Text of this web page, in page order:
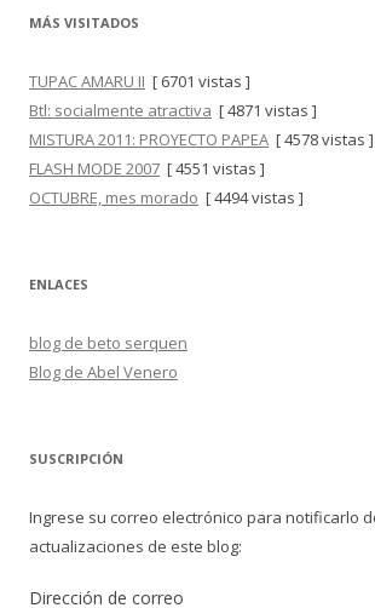
MÁS VISITADOS
TUPAC AMARU II [ 6701 vistas ]
Btl: socialmente atractiva [ 4871 vistas ]
MISTURA 2011: PROYECTO PAPEA [ 4578 vistas ]
FLASH MODE 2007 [ 4551 vistas ]
OCTUBRE, mes morado [ 4494 vistas ]
ENLACES
blog de beto serquen
Blog de Abel Venero
SUSCRIPCIÓN
Ingrese su correo electrónico para notificarlo
actualizaciones de este blog:
Dirección de correo